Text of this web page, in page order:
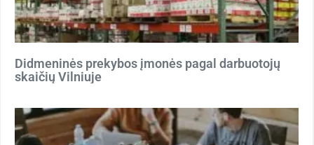
Didmeninės prekybos įmonės pagal darbuotojų
skaičių Vilniuje